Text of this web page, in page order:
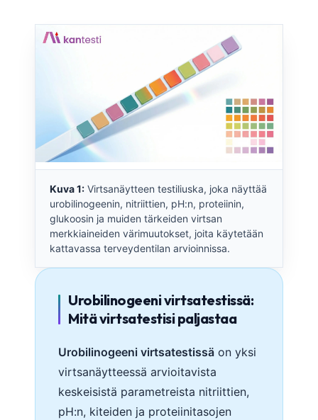
Kuva 1: Virtsanäytteen testiliuska, joka näyttää
urobilinogeenin, nitriittien, pH:n, proteiinin,
glukoosin ja muiden tärkeiden virtsan
merkkiaineiden värimuutokset, joita käytetään
kattavassa terveydentilan arvioinnissa.
Urobilinogeeni virtsatestissä:
Mitä virtsatestisi paljastaa
Urobilinogeeni virtsatestissä on yksi
virtsanäytteessä arvioitavista
keskeisistä parametreista nitriittien,
pH:n, kiteiden ja proteiinitasojen